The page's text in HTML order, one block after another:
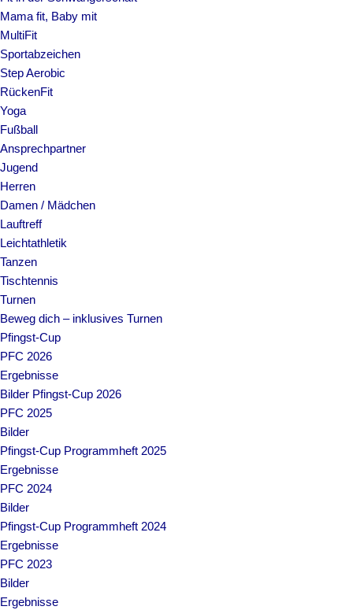
Mama fit, Baby mit
MultiFit
Sportabzeichen
Step Aerobic
RückenFit
Yoga
Fußball
Ansprechpartner
Jugend
Herren
Damen / Mädchen
Lauftreff
Leichtathletik
Tanzen
Tischtennis
Turnen
Beweg dich – inklusives Turnen
Pfingst-Cup
PFC 2026
Ergebnisse
Bilder Pfingst-Cup 2026
PFC 2025
Bilder
Pfingst-Cup Programmheft 2025
Ergebnisse
PFC 2024
Bilder
Pfingst-Cup Programmheft 2024
Ergebnisse
PFC 2023
Bilder
Ergebnisse